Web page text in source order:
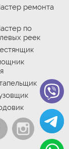
ремонта
по
реек